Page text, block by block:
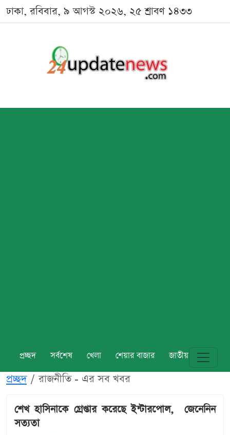
ঢাকা, রবিবার, ৯ আগস্ট ২০২৬, ২৫ শ্রাবণ ১৪৩৩
প্রচ্ছদ সর্বশেষ খেলা শেয়ার বাজার জাতীয় বিশ্ব
প্রচ্ছদ রাজনীতি - এর সব খবর
শেখ হাসিনাকে গ্রেপ্তার করেছে ইন্টারপোল, জেনেনিন
সত্যতা